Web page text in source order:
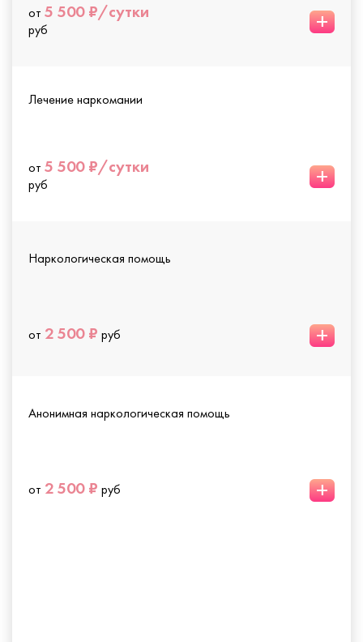
от 5 500 ₽/сутки
руб +
Лечение наркомании
от 5 500 ₽/сутки
руб +
Наркологическая помощь
от 2 500 ₽ руб +
Анонимная наркологическая помощь
от 2 500 ₽ руб +